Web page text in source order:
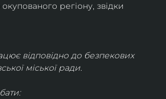
регіону, звідки
відповідно до безпекових
міської ради.